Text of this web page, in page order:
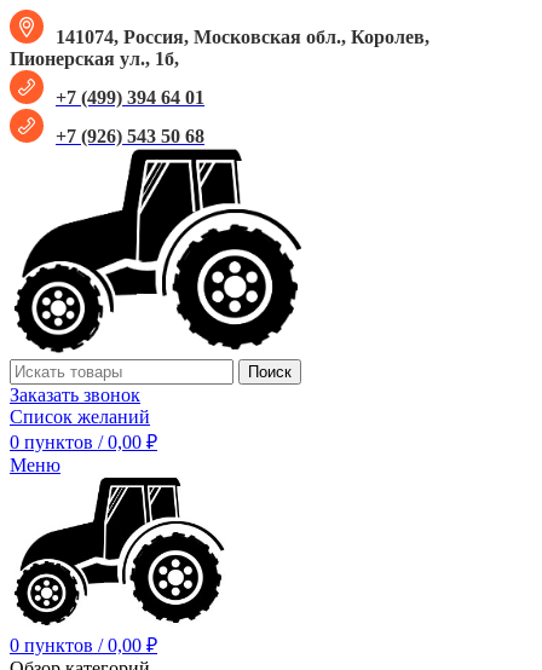
141074, Россия, Московская обл., Королев,
Пионерская ул., 1б,
+7 (499) 394 64 01
+7 (926) 543 50 68
Поиск
Заказать звонок
Список желаний
0 пунктов / 0,00 ₽
Меню
0 пунктов / 0,00 ₽